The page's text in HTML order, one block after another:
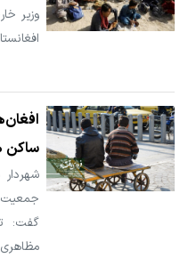
وزیر
ساکن
جمعیت
گفت: